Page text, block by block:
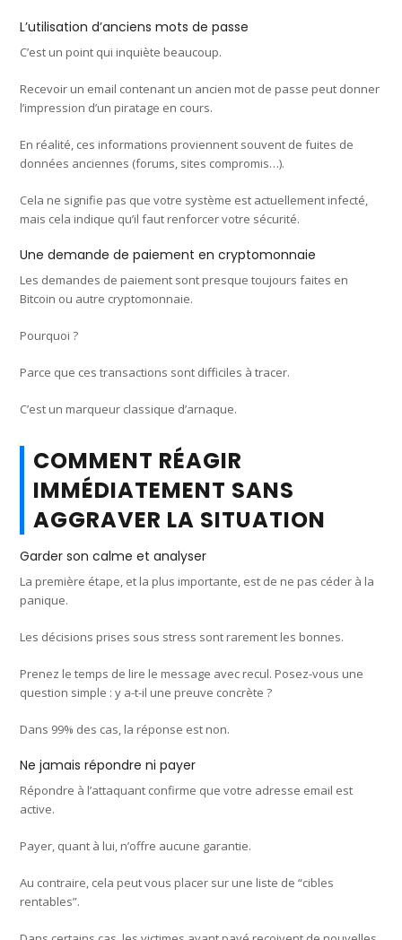
L’utilisation d’anciens mots de passe
C’est un point qui inquiète beaucoup.
Recevoir un email contenant un ancien mot de passe peut donner
l’impression d’un piratage en cours.
En réalité, ces informations proviennent souvent de fuites de
données anciennes (forums, sites compromis…).
Cela ne signifie pas que votre système est actuellement infecté,
mais cela indique qu’il faut renforcer votre sécurité.
Une demande de paiement en cryptomonnaie
Les demandes de paiement sont presque toujours faites en
Bitcoin ou autre cryptomonnaie.
Pourquoi ?
Parce que ces transactions sont difficiles à tracer.
C’est un marqueur classique d’arnaque.
COMMENT RÉAGIR
IMMÉDIATEMENT SANS
AGGRAVER LA SITUATION
Garder son calme et analyser
La première étape, et la plus importante, est de ne pas céder à la
panique.
Les décisions prises sous stress sont rarement les bonnes.
Prenez le temps de lire le message avec recul. Posez-vous une
question simple : y a-t-il une preuve concrète ?
Dans 99% des cas, la réponse est non.
Ne jamais répondre ni payer
Répondre à l’attaquant confirme que votre adresse email est
active.
Payer, quant à lui, n’offre aucune garantie.
Au contraire, cela peut vous placer sur une liste de “cibles
rentables”.